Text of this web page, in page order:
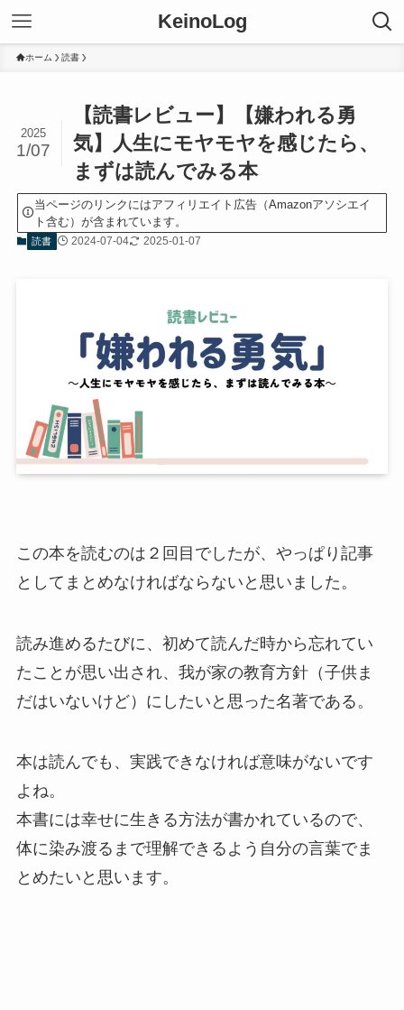
KeinoLog
ホーム 読書
【読書レビュー】【嫌われる勇
気】人生にモヤモヤを感じたら、
まずは読んでみる本
2025
1/07
当ページのリンクにはアフィリエイト広告（Amazonアソシエイ
ト含む）が含まれています。
読書 2024-07-04 2025-01-07
この本を読むのは２回目でしたが、やっぱり記事
としてまとめなければならないと思いました。
読み進めるたびに、初めて読んだ時から忘れてい
たことが思い出され、我が家の教育方針（子供ま
だはいないけど）にしたいと思った名著である。
本は読んでも、実践できなければ意味がないです
よね。
本書には幸せに生きる方法が書かれているので、
体に染み渡るまで理解できるよう自分の言葉でま
とめたいと思います。